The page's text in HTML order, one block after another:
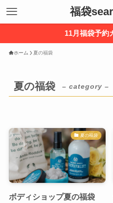
福袋
11月福袋予約
ホーム 夏の福袋
夏の福袋 – category –
夏の福袋
ボディショップ夏の福袋